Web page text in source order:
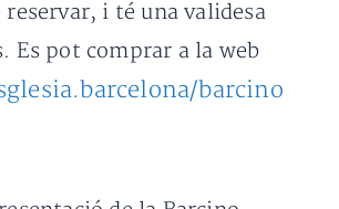
reservar, i té una validesa
Es pot comprar a la web
barcino